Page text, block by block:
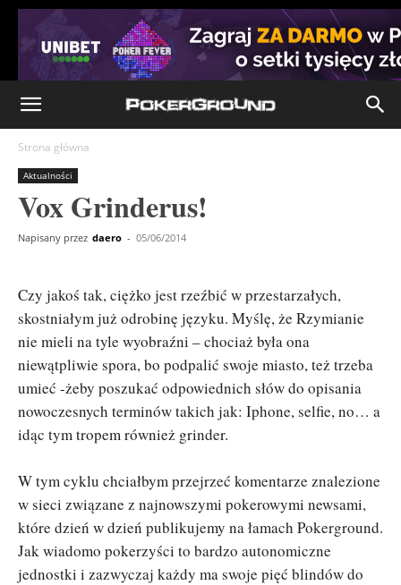
Strona główna
Aktualności
Vox Grinderus!
Napisany przez daero - 05/06/2014
Czy jakoś tak, ciężko jest rzeźbić w przestarzałych,
skostniałym już odrobinę języku. Myślę, że Rzymianie
nie mieli na tyle wyobraźni – chociaż była ona
niewątpliwie spora, bo podpalić swoje miasto, też trzeba
umieć -żeby poszukać odpowiednich słów do opisania
nowoczesnych terminów takich jak: Iphone, selfie, no… a
idąc tym tropem również grinder.
W tym cyklu chciałbym przejrzeć komentarze znalezione
w sieci związane z najnowszymi pokerowymi newsami,
które dzień w dzień publikujemy na łamach Pokerground.
Jak wiadomo pokerzyści to bardzo autonomiczne
jednostki i zazwyczaj każdy ma swoje pięć blindów do